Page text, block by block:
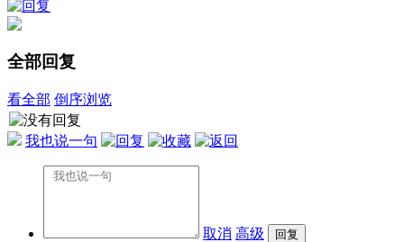
全部回复
看全部 倒序浏览
我也说一句
取消 高级